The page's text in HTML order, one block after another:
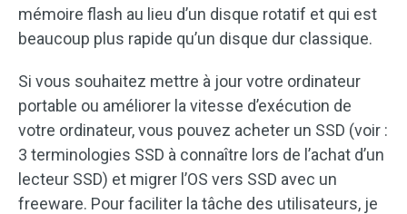
mémoire flash au lieu d’un disque rotatif et qui est
beaucoup plus rapide qu’un disque dur classique.
Si vous souhaitez mettre à jour votre ordinateur
portable ou améliorer la vitesse d’exécution de
votre ordinateur, vous pouvez acheter un SSD (voir :
3 terminologies SSD à connaître lors de l’achat d’un
lecteur SSD) et migrer l’OS vers SSD avec un
freeware. Pour faciliter la tâche des utilisateurs, je